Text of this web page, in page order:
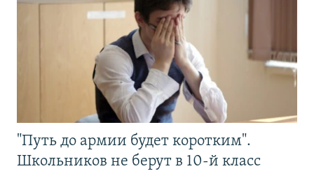
"Путь до армии будет коротким".
Школьников не берут в 10-й класс